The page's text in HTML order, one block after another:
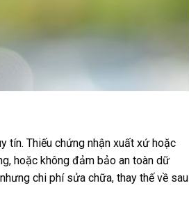
tín. Thiếu chứng nhận xuất xứ hoặc
hoặc không đảm bảo an toàn dữ
chi phí sửa chữa, thay thế về sau